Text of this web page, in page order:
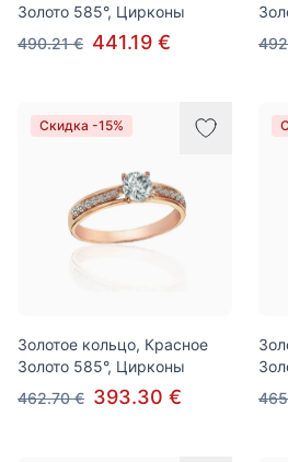
Золото 585°, Цирконы
490.21 € 441.19 €
Скидка -15%
Золотое кольцо, Красное
Золото 585°, Цирконы
462.70 € 393.30 €